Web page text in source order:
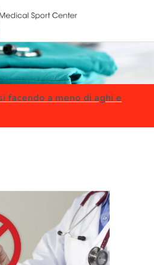
facendo a meno di aghi e